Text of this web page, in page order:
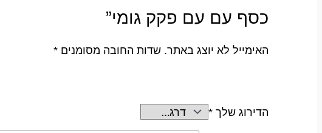
כסף עם עם פקק גומי”
האימייל לא יוצג באתר. שדות החובה מסומנים *
הדירוג שלך *